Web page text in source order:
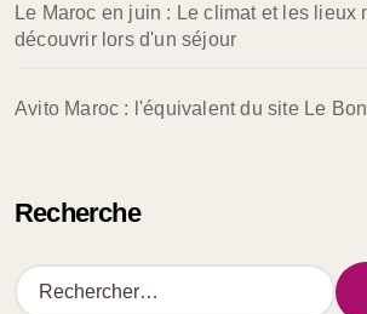
Le Maroc en juin : Le climat et les lieux
découvrir lors d'un séjour
Avito Maroc : l'équivalent du site Le
Recherche
R
e